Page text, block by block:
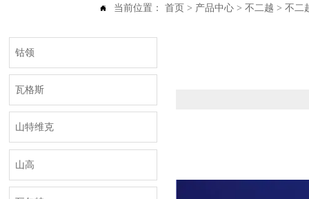
 当前位置：首页 > 产品中心 >不二越 >不二
钴领
瓦格斯
山特维克
山高